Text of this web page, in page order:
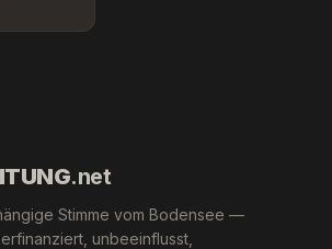
.net
Stimme vom Bodensee —
unbeeinflusst,